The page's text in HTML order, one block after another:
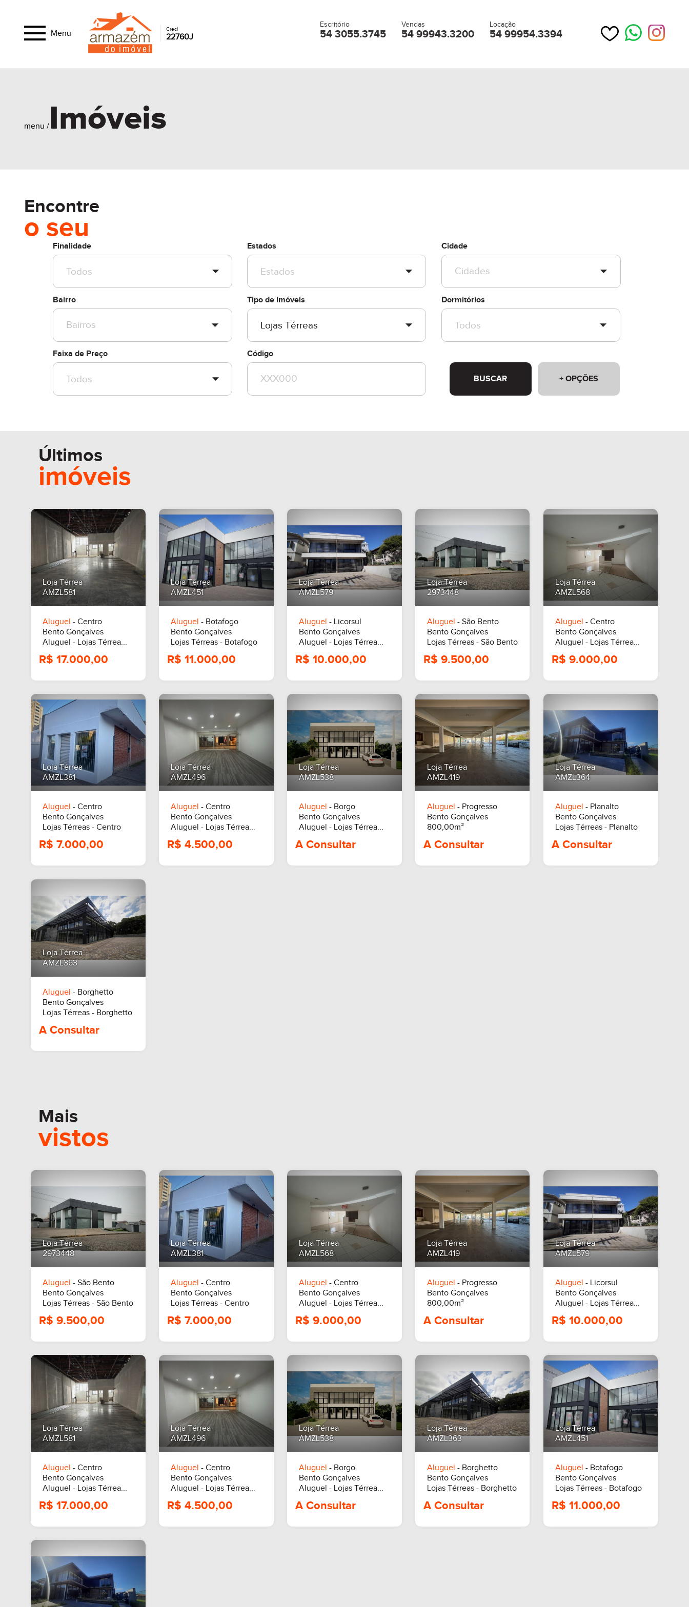
Menu Creci
22760J
Escritório
54 3055.3745
Vendas
54 99943.3200
Locação
54 99954.3394
menu /Imóveis
Encontre
o seu
Finalidade Estados Cidade
Bairro Tipo de Imóveis Dormitórios
Faixa de Preço Código
+ OPÇÕES
BUSCAR
Últimos
imóveis
Loja Térrea
AMZL581
Aluguel - Centro
Bento Gonçalves
Aluguel - Lojas Térrea...
R$ 17.000,00
Loja Térrea
AMZL451
Aluguel - Botafogo
Bento Gonçalves
Lojas Térreas - Botafogo
R$ 11.000,00
Loja Térrea
AMZL579
Aluguel - Licorsul
Bento Gonçalves
Aluguel - Lojas Térrea...
R$ 10.000,00
Loja Térrea
2973448
Aluguel - São Bento
Bento Gonçalves
Lojas Térreas - São Bento
R$ 9.500,00
Loja Térrea
AMZL568
Aluguel - Centro
Bento Gonçalves
Aluguel - Lojas Térrea...
R$ 9.000,00
Loja Térrea
AMZL381
Aluguel - Centro
Bento Gonçalves
Lojas Térreas - Centro
R$ 7.000,00
Loja Térrea
AMZL496
Aluguel - Centro
Bento Gonçalves
Aluguel - Lojas Térrea...
Loja Térrea
AMZL538
Aluguel - Borgo
Bento Gonçalves
Aluguel - Lojas Térrea...
Loja Térrea
AMZL419
Aluguel - Progresso
Bento Gonçalves
800,00m²
Loja Térrea
AMZL364
Aluguel - Planalto
Bento Gonçalves
Lojas Térreas - Planalto
Loja Térrea
AMZL363
Aluguel - Borghetto
Bento Gonçalves
Lojas Térreas - Borghetto
A Consultar
Mais
vistos
Loja Térrea
2973448
Aluguel - São Bento
Bento Gonçalves
Lojas Térreas - São Bento
R$ 9.500,00
Loja Térrea
AMZL381
Aluguel - Centro
Bento Gonçalves
Lojas Térreas - Centro
R$ 7.000,00
Loja Térrea
AMZL568
Aluguel - Centro
Bento Gonçalves
Aluguel - Lojas Térrea...
R$ 9.000,00
Loja Térrea
AMZL419
Aluguel - Progresso
Bento Gonçalves
800,00m²
A Consultar
Loja Térrea
AMZL579
Aluguel - Licorsul
Bento Gonçalves
Aluguel - Lojas Térrea...
R$
Loja Térrea
AMZL581
Aluguel - Centro
Bento Gonçalves
Aluguel - Lojas Térrea...
Loja Térrea
AMZL496
Aluguel - Centro
Bento Gonçalves
Aluguel - Lojas Térrea...
Loja Térrea
AMZL538
Aluguel - Borgo
Bento Gonçalves
Aluguel - Lojas Térrea...
Loja Térrea
AMZL363
Aluguel - Borghetto
Bento Gonçalves
Lojas Térreas - Borghetto
Loja Térrea
AMZL451
Aluguel - Botafogo
Bento Gonçalves
Lojas Térreas - Botafogo